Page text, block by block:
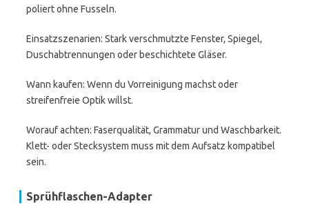
poliert ohne Fusseln.
Einsatzszenarien: Stark verschmutzte Fenster, Spiegel,
Duschabtrennungen oder beschichtete Gläser.
Wann kaufen: Wenn du Vorreinigung machst oder
streifenfreie Optik willst.
Worauf achten: Faserqualität, Grammatur und Waschbarkeit.
Klett- oder Stecksystem muss mit dem Aufsatz kompatibel
sein.
Sprühflaschen-Adapter